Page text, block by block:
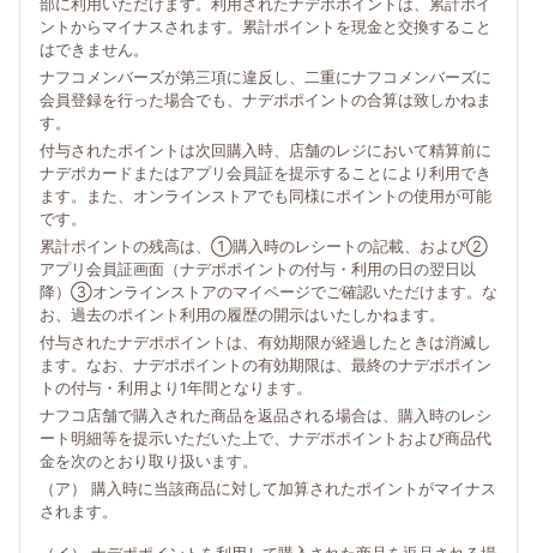
部に利用いただけます。利用されたナデポポイントは、累計ポイ
ントからマイナスされます。累計ポイントを現金と交換すること
はできません。
ナフコメンバーズが第三項に違反し、二重にナフコメンバーズに
会員登録を行った場合でも、ナデポポイントの合算は致しかねま
す。
付与されたポイントは次回購入時、店舗のレジにおいて精算前に
ナデポカードまたはアプリ会員証を提示することにより利用でき
ます。また、オンラインストアでも同様にポイントの使用が可能
です。
累計ポイントの残高は、①購入時のレシートの記載、および②
アプリ会員証画面（ナデポポイントの付与・利用の日の翌日以
降）③オンラインストアのマイページでご確認いただけます。な
お、過去のポイント利用の履歴の開示はいたしかねます。
付与されたナデポポイントは、有効期限が経過したときは消滅し
ます。なお、ナデポポイントの有効期限は、最終のナデポポイン
トの付与・利用より1年間となります。
ナフコ店舗で購入された商品を返品される場合は、購入時のレシ
ート明細等を提示いただいた上で、ナデポポイントおよび商品代
金を次のとおり取り扱います。
（ア） 購入時に当該商品に対して加算されたポイントがマイナス
されます。